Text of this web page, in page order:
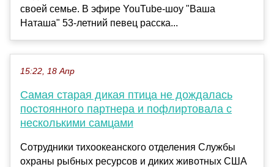
своей семье. В эфире YouTube-шоу "Ваша
Наташа" 53-летний певец расска...
15:22, 18 Апр
Самая старая дикая птица не дождалась
постоянного партнера и пофлиртовала с
несколькими самцами
Сотрудники тихоокеанского отделения Службы
охраны рыбных ресурсов и диких животных США